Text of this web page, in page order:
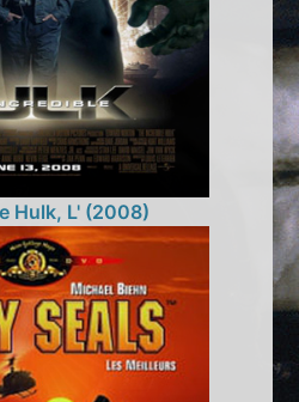
Hulk, L' (2008)